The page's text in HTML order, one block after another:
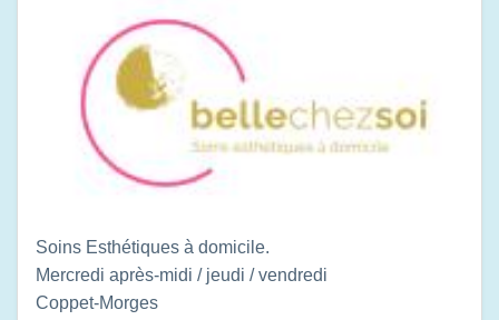
Soins Esthétiques à domicile.
Mercredi après-midi / jeudi / vendredi
Coppet-Morges